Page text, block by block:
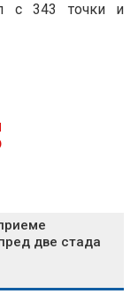
с 343 точки и
две стада